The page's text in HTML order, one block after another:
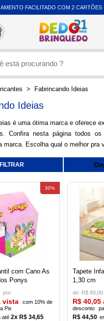
FACILITADO COM 2 CARTÕES
Fabrincando Ideias
Ideias
é uma ótima marca e oferece
Confira nesta página todos
marca. Escolha qual o melhor pra
com Cano As
Ponys
2x R$ 34,65
vista
com 10% de
Pix
30%
Tapete
1,30 cm
de: R$ 89,00
R$ 44,50
R$ 40,05
desconto